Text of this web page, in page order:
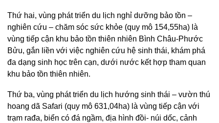
Thứ hai, vùng phát triển du lịch nghỉ dưỡng bảo tồn –
nghiên cứu – chăm sóc sức khỏe (quy mô 154,55ha) là
vùng tiếp cận khu bảo tồn thiên nhiên Bình Châu-Phước
Bửu, gắn liền với việc nghiên cứu hệ sinh thái, khám phá
đa dạng sinh học trên cạn, dưới nước kết hợp tham quan
khu bảo tồn thiên nhiên.
Thứ ba, vùng phát triển du lịch hướng sinh thái – vườn thú
hoang dã Safari (quy mô 631,04ha) là vùng tiếp cận với
trạm rađa, biển có đá ngầm, địa hình đồi- núi dốc, cảnh